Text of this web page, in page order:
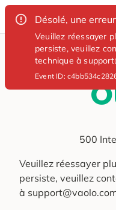
Désolé, une
Veuillez réessayer
persiste, veuillez
technique à
Event ID:
500
Veuillez réessayer
persiste, veuillez
à